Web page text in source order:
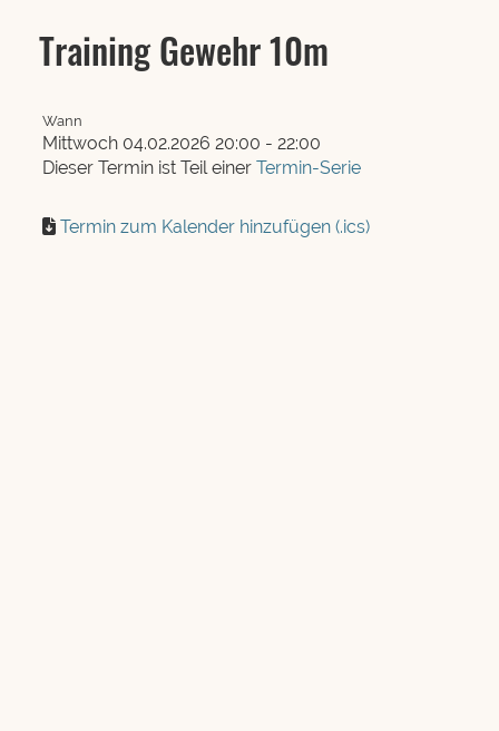
Training Gewehr 10m
Wann
Mittwoch 04.02.2026 20:00 - 22:00
Dieser Termin ist Teil einer Termin-Serie
Termin zum Kalender hinzufügen (.ics)